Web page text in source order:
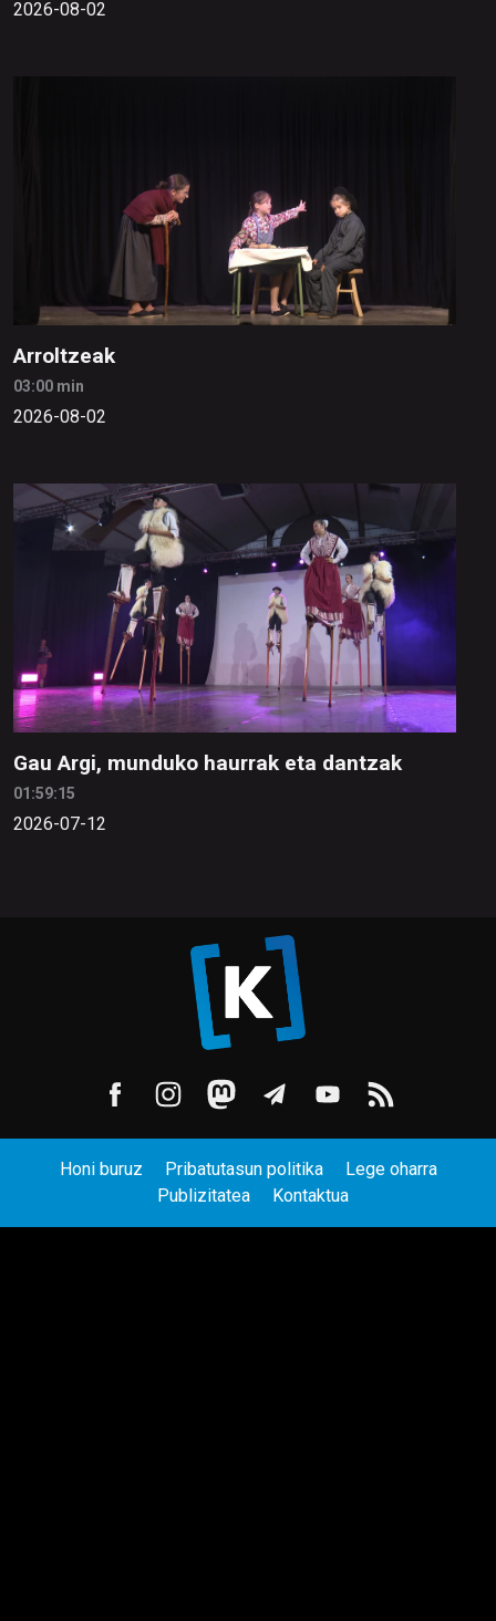
2026-08-02
Arroltzeak
03:00 min
2026-08-02
Gau Argi, munduko haurrak eta dantzak
01:59:15
2026-07-12
Honi buruz Pribatutasun politika
Lege oharra
Publizitatea
Kontaktua